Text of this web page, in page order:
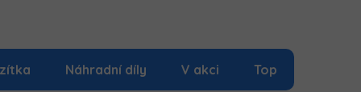
Náhradní díly V akci Top